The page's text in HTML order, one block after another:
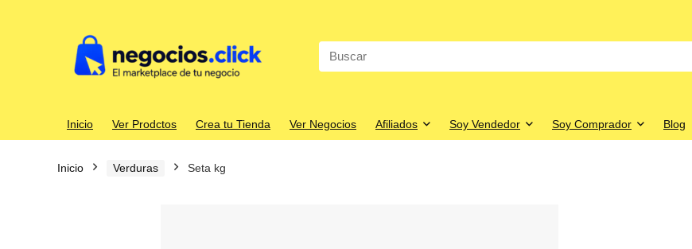
Search
for:
Inicio Ver Prodctos Crea tu Tienda Ver Negocios Afiliados Soy Vendedor Soy Comprador Blog
Inicio Verduras Seta kg